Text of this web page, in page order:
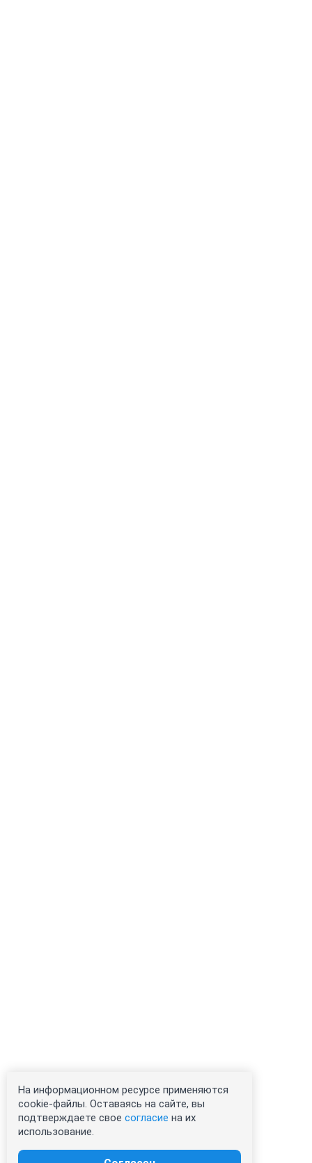
На информационном ресурсе применяются
cookie-файлы. Оставаясь на сайте, вы
подтверждаете свое согласие на их
использование.